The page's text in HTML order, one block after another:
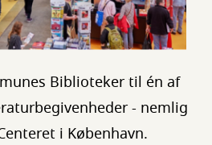
Biblioteker til én af
- nemlig
i København.